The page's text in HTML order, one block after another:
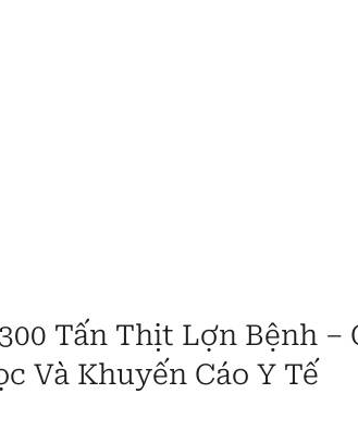
Tấn Thịt Lợn Bệnh –
Và Khuyến Cáo Y Tế